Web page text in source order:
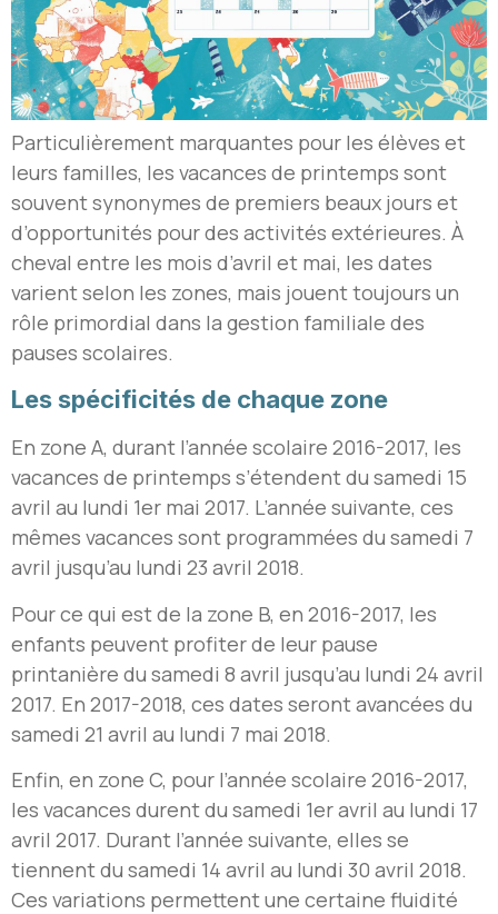
Particulièrement marquantes pour les élèves et
leurs familles, les vacances de printemps sont
souvent synonymes de premiers beaux jours et
d’opportunités pour des activités extérieures. À
cheval entre les mois d’avril et mai, les dates
varient selon les zones, mais jouent toujours un
rôle primordial dans la gestion familiale des
pauses scolaires.
Les spécificités de chaque zone
En zone A, durant l’année scolaire 2016-2017, les
vacances de printemps s’étendent du samedi 15
avril au lundi 1er mai 2017. L’année suivante, ces
mêmes vacances sont programmées du samedi 7
avril jusqu’au lundi 23 avril 2018.
Pour ce qui est de la zone B, en 2016-2017, les
enfants peuvent profiter de leur pause
printanière du samedi 8 avril jusqu’au lundi 24 avril
2017. En 2017-2018, ces dates seront avancées du
samedi 21 avril au lundi 7 mai 2018.
Enfin, en zone C, pour l’année scolaire 2016-2017,
les vacances durent du samedi 1er avril au lundi 17
avril 2017. Durant l’année suivante, elles se
tiennent du samedi 14 avril au lundi 30 avril 2018.
Ces variations permettent une certaine fluidité